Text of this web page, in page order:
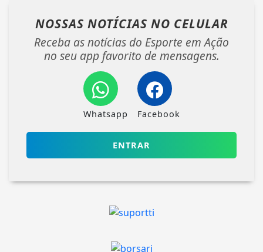
NOSSAS NOTÍCIAS NO CELULAR
Receba as notícias do Esporte em Ação
no seu app favorito de mensagens.
Whatsapp Facebook
ENTRAR